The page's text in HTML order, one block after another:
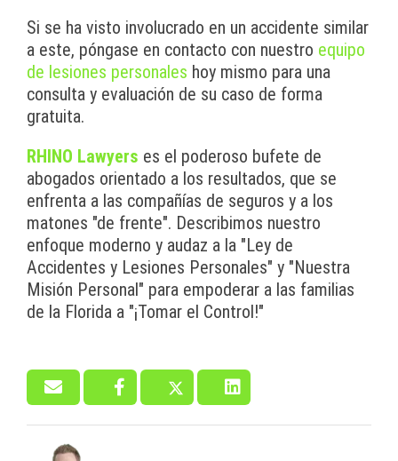
Si se ha visto involucrado en un accidente similar
a este, póngase en contacto con nuestro equipo
de lesiones personales hoy mismo para una
consulta y evaluación de su caso de forma
gratuita.
RHINO Lawyers es el poderoso bufete de
abogados orientado a los resultados, que se
enfrenta a las compañías de seguros y a los
matones "de frente". Describimos nuestro
enfoque moderno y audaz a la "Ley de
Accidentes y Lesiones Personales" y "Nuestra
Misión Personal" para empoderar a las familias
de la Florida a "¡Tomar el Control!"